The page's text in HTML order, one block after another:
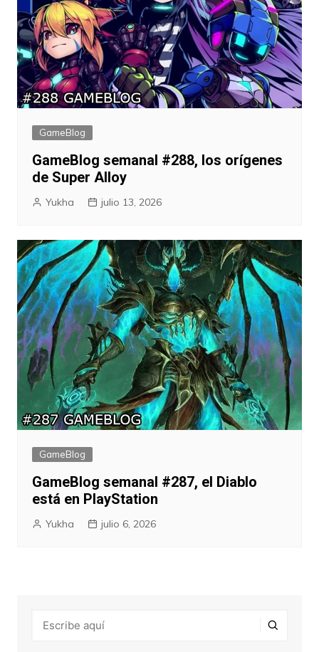
GameBlog
GameBlog semanal #288, los orígenes
de Super Alloy
Yukha julio 13, 2026
GameBlog
GameBlog semanal #287, el Diablo
está en PlayStation
Yukha julio 6, 2026